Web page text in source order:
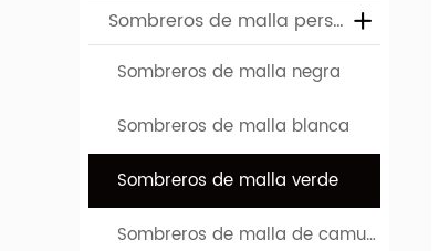
Sombreros de malla personalizados
Sombreros de malla negra
Sombreros de malla blanca
Sombreros de malla verde
Sombreros de malla de camuflaje